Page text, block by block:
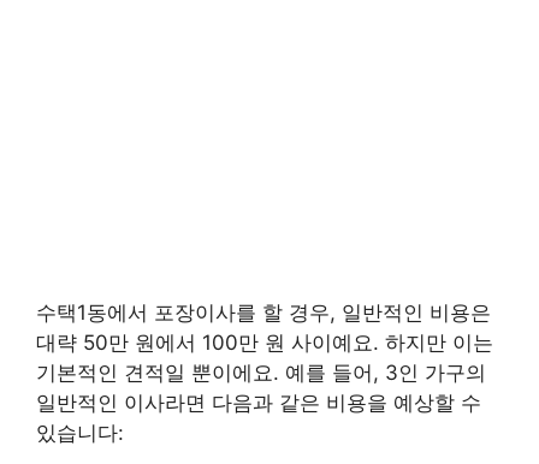
수택1동에서 포장이사를 할 경우, 일반적인 비용은
대략 50만 원에서 100만 원 사이예요. 하지만 이는
기본적인 견적일 뿐이에요. 예를 들어, 3인 가구의
일반적인 이사라면 다음과 같은 비용을 예상할 수
있습니다: